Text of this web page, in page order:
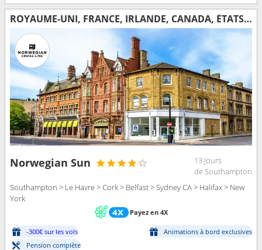
ROYAUME-UNI, FRANCE, IRLANDE, CANADA, ÉTATS-UNIS
Norwegian Sun
13 jours
de Southampton
Southampton > Le Havre > Cork > Belfast > Sydney CA > Halifax > New
York
Payez en 4X
-300€ sur les vols
Animations à bord exclusives
Pension complète